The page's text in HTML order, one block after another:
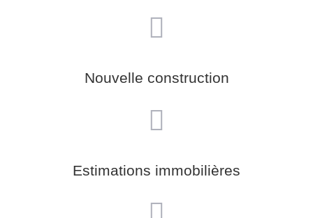
Nouvelle construction
Estimations immobilières